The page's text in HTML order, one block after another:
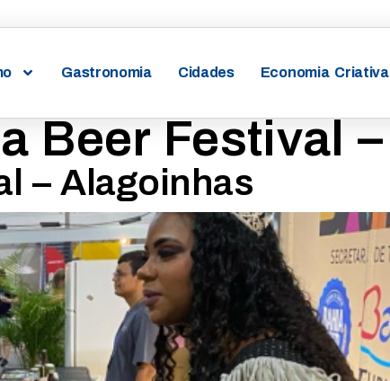
Gastronomia Cidades Economia Criativa
Beer Festival –
– Alagoinhas